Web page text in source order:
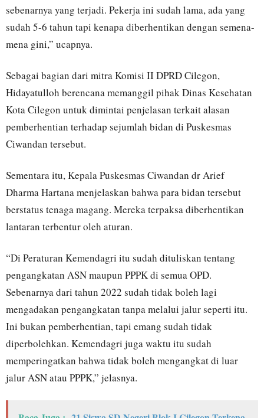
sebenarnya yang terjadi. Pekerja ini sudah lama, ada yang
sudah 5-6 tahun tapi kenapa diberhentikan dengan semena-
mena gini,” ucapnya.
Sebagai bagian dari mitra Komisi II DPRD Cilegon,
Hidayatulloh berencana memanggil pihak Dinas Kesehatan
Kota Cilegon untuk dimintai penjelasan terkait alasan
pemberhentian terhadap sejumlah bidan di Puskesmas
Ciwandan tersebut.
Sementara itu, Kepala Puskesmas Ciwandan dr Arief
Dharma Hartana menjelaskan bahwa para bidan tersebut
berstatus tenaga magang. Mereka terpaksa diberhentikan
lantaran terbentur oleh aturan.
“Di Peraturan Kemendagri itu sudah dituliskan tentang
pengangkatan ASN maupun PPPK di semua OPD.
Sebenarnya dari tahun 2022 sudah tidak boleh lagi
mengadakan pengangkatan tanpa melalui jalur seperti itu.
Ini bukan pemberhentian, tapi emang sudah tidak
diperbolehkan. Kemendagri juga waktu itu sudah
memperingatkan bahwa tidak boleh mengangkat di luar
jalur ASN atau PPPK,” jelasnya.